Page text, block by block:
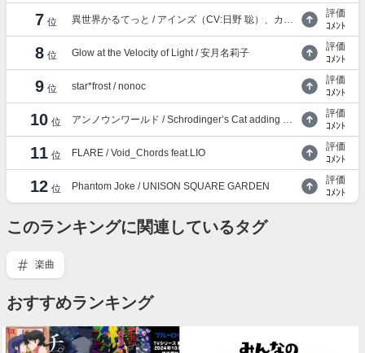
7 位 異世界かるてっと / アインズ（CV:日野 聡）、カズマ（CV:福島 潤）、スバル（CV:小林裕介）、ターニャ（CV:悠木 碧）
評価
ｺﾒﾝﾄ
8 位 Glow at the Velocity of Light / 安月名莉子
評価
ｺﾒﾝﾄ
9 位 star*frost / nonoc
評価
ｺﾒﾝﾄ
10 位 アンノウンワールド / Schrodinger’s Cat adding コトリンゴ
評価
ｺﾒﾝﾄ
11 位 FLARE / Void_Chords feat.LIO
評価
ｺﾒﾝﾄ
12 位 Phantom Joke / UNISON SQUARE GARDEN
評価
ｺﾒﾝﾄ
このランキングに関連しているタグ
楽曲
おすすめランキング